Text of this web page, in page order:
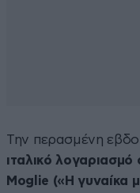
Την περασμένη
ιταλικό
Moglie («Η γυναίκα